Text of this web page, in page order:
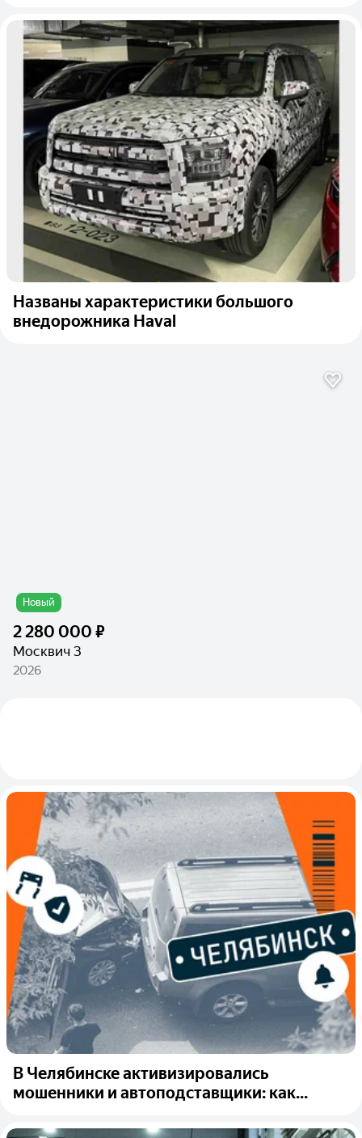
Названы характеристики большого
внедорожника Haval
Новый
2 280 000 ₽
Москвич 3
2026
В Челябинске активизировались
мошенники и автоподставщики: как...